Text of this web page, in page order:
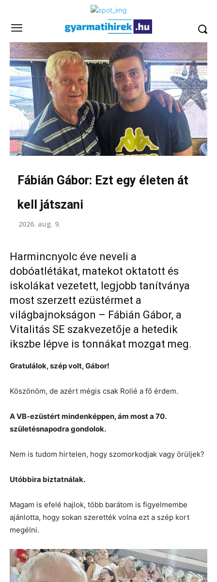
Fábián Gábor: Ezt egy életen át
kell játszani
2026. aug. 9.
Harmincnyolc éve neveli a
dobóatlétákat, matekot oktatott és
iskolákat vezetett, legjobb tanítványa
most szerzett ezüstérmet a
világbajnokságon – Fábián Gábor, a
Vitalitás SE szakvezetője a hetedik
ikszbe lépve is tonnákat mozgat meg.
Gratulálok, szép volt, Gábor!
Köszönöm, de azért mégis csak Rolié a fő érdem.
A VB-ezüstért mindenképpen, ám most a 70.
születésnapodra gondolok.
Nem is tudom hirtelen, hogy szomorkodjak vagy örüljek?
Utóbbira biztatnálak.
Magam is efelé hajlok, több barátom is figyelmembe
ajánlotta, hogy sokan szerették volna ezt a szép kort
megélni.